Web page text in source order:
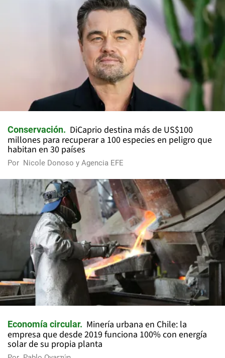
Conservación
DiCaprio destina más de US$100
millones para recuperar a 100 especies en peligro que
habitan en 30 países
Por Nicole Donoso y Agencia EFE
Economía circular
Minería urbana en Chile: la
empresa que desde 2019 funciona 100% con energía
solar de su propia planta